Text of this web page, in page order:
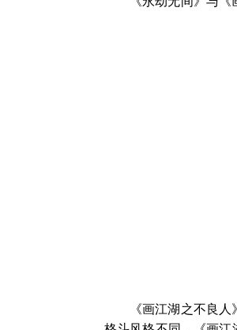
《画江湖之不良